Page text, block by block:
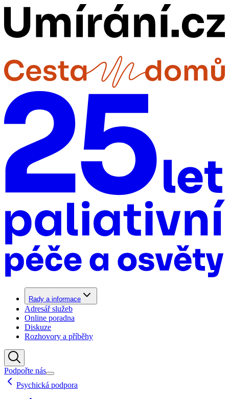
Rady a informace
Adresář služeb
Online poradna
Diskuze
Rozhovory a příběhy
Podpořte nás
Psychická podpora